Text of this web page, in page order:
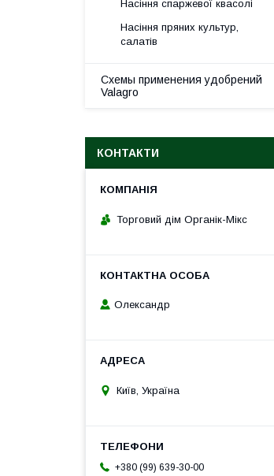
Насіння спаржевої квасолі
Насіння пряних культур,
салатів
Схемы применения удобрений
Valagro
КОНТАКТИ
Торговий дім Органік-Мікс
Олександр
Київ, Україна
+380 (99) 639-30-00